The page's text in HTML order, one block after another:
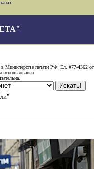
в Министерстве печати РФ: Эл. #77-4362 от
использовании